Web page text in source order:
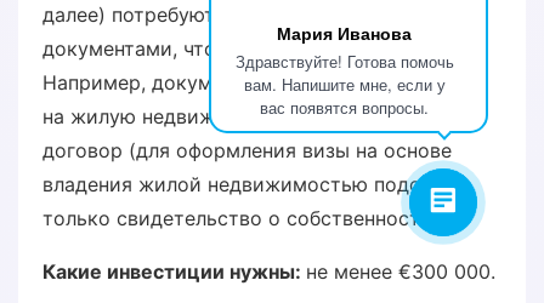
Мария Иванова
Здравствуйте! Готова помочь
вам. Напишите мне, если у
вас появятся вопросы.
далее) потребуются подтверждения
документами, что есть где жить на Кипре.
Например, документ о праве собственности
на жилую недвижимость или арендный
договор (для оформления визы на основе
владения жилой недвижимостью подойдет
только свидетельство о собственности).
Какие инвестиции нужны: не менее €300 000.